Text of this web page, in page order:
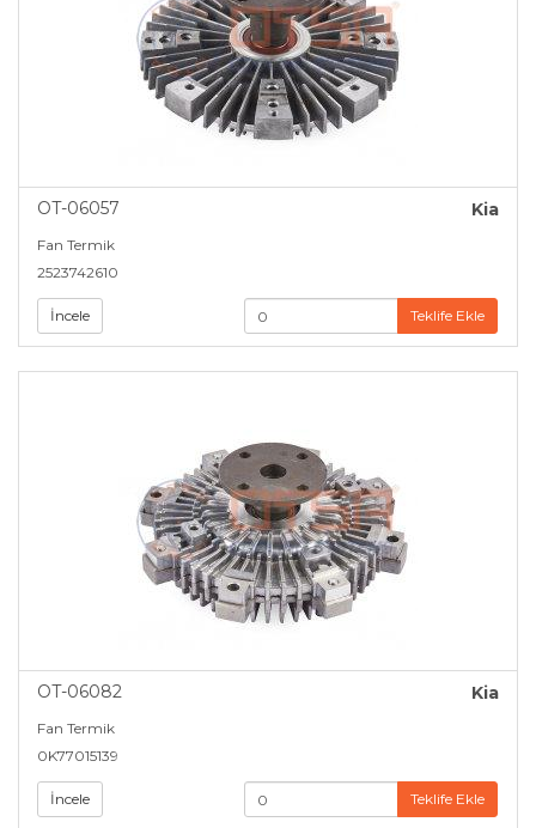
OT-06057 Kia
Fan Termik
2523742610
İncele Teklife Ekle
OT-06082 Kia
Fan Termik
0K77015139
İncele Teklife Ekle